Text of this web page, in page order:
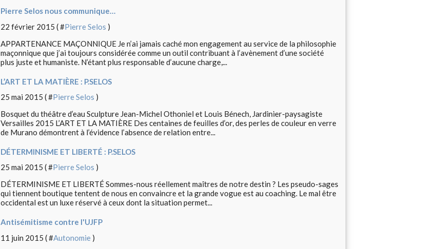
Pierre Selos nous communique…
22 février 2015 ( #Pierre Selos )
APPARTENANCE MAÇONNIQUE Je n’ai jamais caché mon engagement au service de la philosophie
maçonnique que j’ai toujours considérée comme un outil contribuant à l’avènement d’une société
plus juste et humaniste. N’étant plus responsable d’aucune charge,...
L’ART ET LA MATIÈRE : P.SELOS
25 mai 2015 ( #Pierre Selos )
Bosquet du théâtre d’eau Sculpture Jean-Michel Othoniel et Louis Bénech, Jardinier-paysagiste
Versailles 2015 L’ART ET LA MATIÈRE Des centaines de feuilles d’or, des perles de couleur en verre
de Murano démontrent à l’évidence l’absence de relation entre...
DÉTERMINISME ET LIBERTÉ : P.SELOS
25 mai 2015 ( #Pierre Selos )
DÉTERMINISME ET LIBERTÉ Sommes-nous réellement maîtres de notre destin ? Les pseudo-sages
qui tiennent boutique tentent de nous en convaincre et la grande vogue est au coaching. Le mal être
occidental est un luxe réservé à ceux dont la situation permet...
Antisémitisme contre l'UJFP
11 juin 2015 ( #Autonomie )